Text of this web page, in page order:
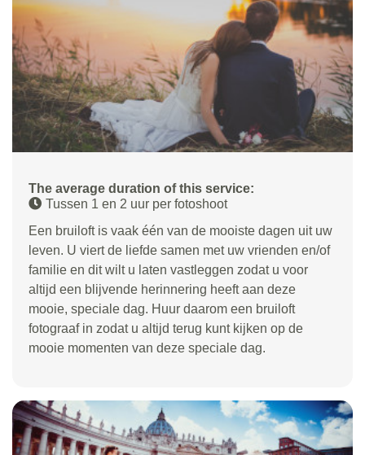
The average duration of this service:
Tussen 1 en 2 uur per fotoshoot
Een bruiloft is vaak één van de mooiste dagen uit uw
leven. U viert de liefde samen met uw vrienden en/of
familie en dit wilt u laten vastleggen zodat u voor
altijd een blijvende herinnering heeft aan deze
mooie, speciale dag. Huur daarom een bruiloft
fotograaf in zodat u altijd terug kunt kijken op de
mooie momenten van deze speciale dag.